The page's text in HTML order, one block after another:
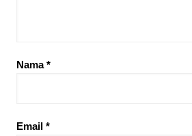
Nama*
Email *